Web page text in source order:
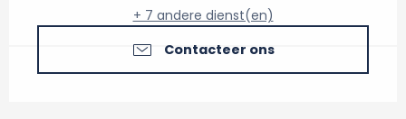
+ 7 andere dienst(en)
Contacteer ons